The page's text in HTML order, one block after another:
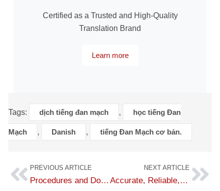
Certified as a Trusted and High-Quality
Translation Brand
Learn more
Tags: dịch tiếng đan mạch , học tiếng Đan
Mạch , Danish , tiếng Đan Mạch cơ bản.
PREVIOUS ARTICLE
Procedures and Documentation for Traveling to Denmark
NEXT ARTICLE
Accurate, Reliable, and High-Quality Danish to English Translation